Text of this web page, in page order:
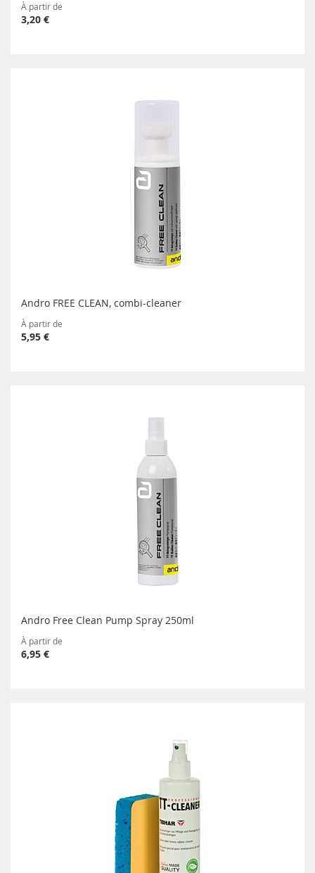
À partir de
3,20 €
Andro FREE CLEAN, combi-cleaner
À partir de
5,95 €
Andro Free Clean Pump Spray 250ml
À partir de
6,95 €